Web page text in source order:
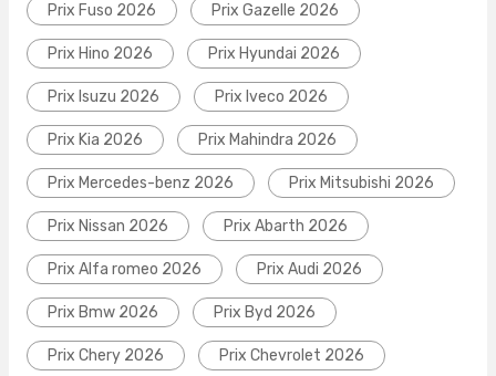
Prix Fuso 2026 Prix Gazelle 2026
Prix Hino 2026 Prix Hyundai 2026
Prix Isuzu 2026 Prix Iveco 2026
Prix Kia 2026 Prix Mahindra 2026
Prix Mercedes-benz 2026 Prix Mitsubishi 2026
Prix Nissan 2026 Prix Abarth 2026
Prix Alfa romeo 2026 Prix Audi 2026
Prix Bmw 2026 Prix Byd 2026
Prix Chery 2026 Prix Chevrolet 2026